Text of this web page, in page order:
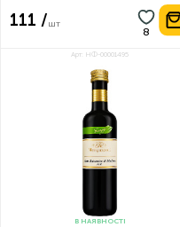
111 /шт
Арт: НФ-00001495
В НАЯВНОСТІ